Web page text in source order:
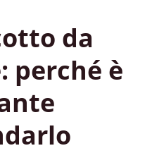
da
perché è